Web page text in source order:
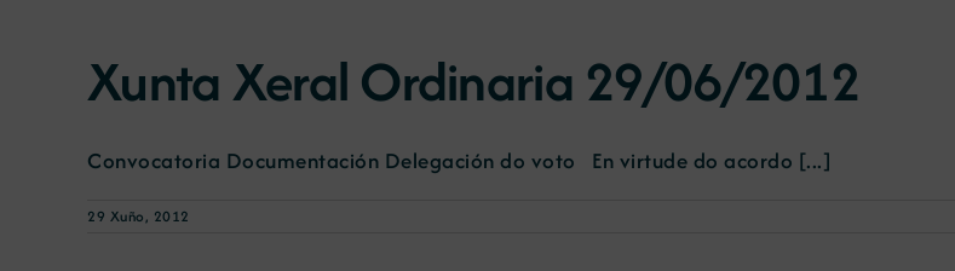
Xunta Xeral Ordinaria 29/06/2012
Convocatoria Documentación Delegación do voto En virtude do acordo [...]
29 Xuño, 2012